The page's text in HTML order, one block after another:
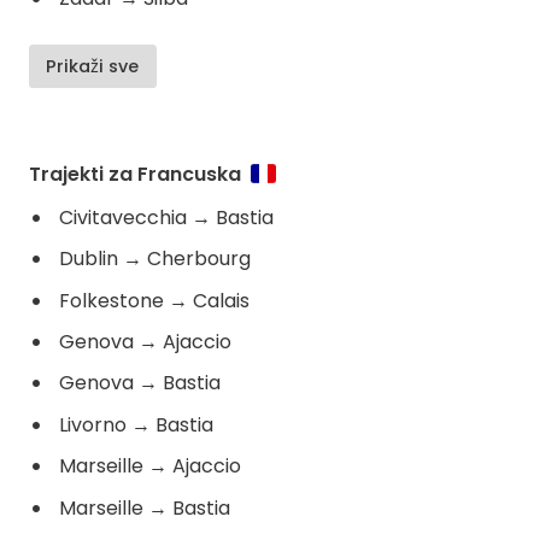
Prikaži sve
Trajekti za Francuska
Civitavecchia → Bastia
Dublin → Cherbourg
Folkestone → Calais
Genova → Ajaccio
Genova → Bastia
Livorno → Bastia
Marseille → Ajaccio
Marseille → Bastia